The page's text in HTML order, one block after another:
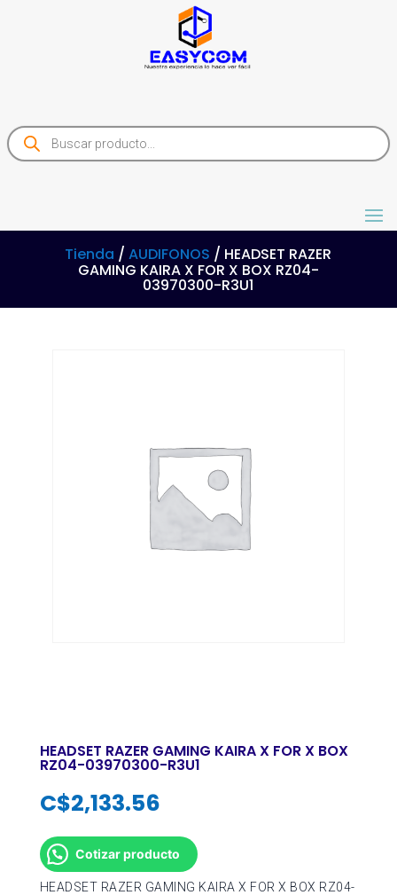
Products
search
Tienda /AUDIFONOS / HEADSET RAZER
GAMING KAIRA X FOR X BOX RZ04-
03970300-R3U1
HEADSET RAZER GAMING KAIRA X FOR X BOX
RZ04-03970300-R3U1
C$2,133.56
Cotizar producto
HEADSET RAZER GAMING KAIRA X FOR X BOX RZ04-